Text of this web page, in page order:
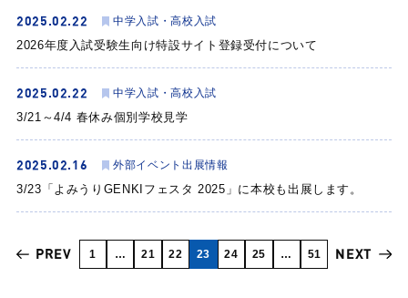
2025.02.22 中学入試・高校入試
2026年度入試受験生向け特設サイト登録受付について
2025.02.22 中学入試・高校入試
3/21～4/4 春休み個別学校見学
2025.02.16 外部イベント出展情報
3/23「よみうりGENKIフェスタ 2025」に本校も出展します。
PREV 1 … 21 22 23 24 25 … 51 NEXT